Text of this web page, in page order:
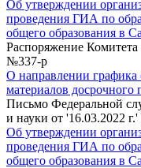
Об утверждении
проведения ГИА по
общего образования в
Распоряжение
№337-р
О направлении графика
материалов
Письмо Федеральной
и науки от '16.03.2022
Об утверждении
проведения ГИА по
общего образования в